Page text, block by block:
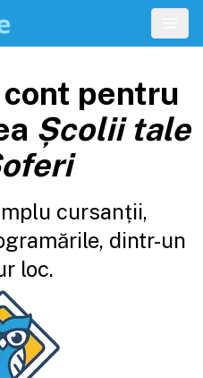
cont pentru
Școlii tale
cursanții,
dintr-un
loc.